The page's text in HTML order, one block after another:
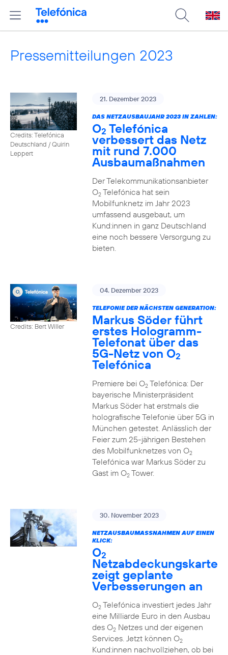
Pressemitteilungen 2023
Credits: Telefónica
Deutschland / Quirin
Leppert
21. Dezember 2023
DAS NETZAUSBAUJAHR 2023 IN ZAHLEN:
O2 Telefónica
verbessert das Netz
mit rund 7.000
Ausbaumaßnahmen
Der Telekommunikationsanbieter
O2Telefónica hat sein
Mobilfunknetz im Jahr 2023
umfassend ausgebaut, um
Kund:innen in ganz Deutschland
eine noch bessere Versorgung zu
bieten.
Credits: Bert Willer
04. Dezember 2023
TELEFONIE DER NÄCHSTEN GENERATION:
Markus Söder führt
erstes Hologramm-
Telefonat über das
5G-Netz von O2
Telefónica
Premiere bei O2Telefónica: Der
bayerische Ministerpräsident
Markus Söder hat erstmals die
holografische Telefonie über 5G in
München getestet. Anlässlich der
Feier zum 25-jährigen Bestehen
des Mobilfunknetzes von O2
Telefónica war Markus Söder zu
Gast im O2Tower.
30. November 2023
NETZAUSBAUMASSNAHMEN AUF EINEN K
LICK:
O2
Netzabdeckungskarte
zeigt geplante
Verbesserungen an
O2Telefónica investiert jedes Jahr
eine Milliarde Euro in den Ausbau
des O2Netzes und der eigenen
Services. Jetzt können O2
Kund:innen nachvollziehen, ob bei